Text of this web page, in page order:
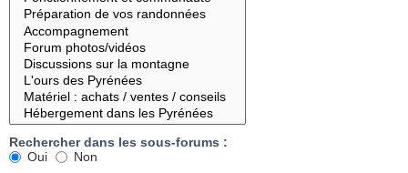
Rechercher dans les sous-forums :
Oui
Non